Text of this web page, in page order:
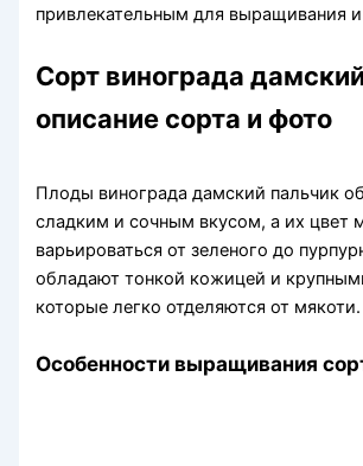
привлекательным для выращивания
Сорт винограда
описание сорта и фото
Плоды винограда дамский пальчик
сладким и сочным вкусом, а их цвет
варьироваться от зеленого до
обладают тонкой кожицей и
которые легко отделяются от мякоти.
Особенности выращивания